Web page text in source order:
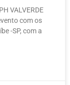
VALVERDE
com os
-SP, com a